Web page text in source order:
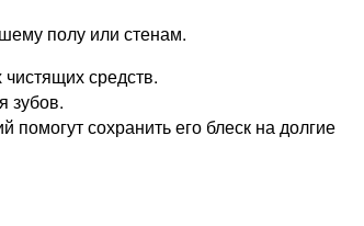
полу или стенам.
средств.
зубов.
сохранить его блеск на долгие